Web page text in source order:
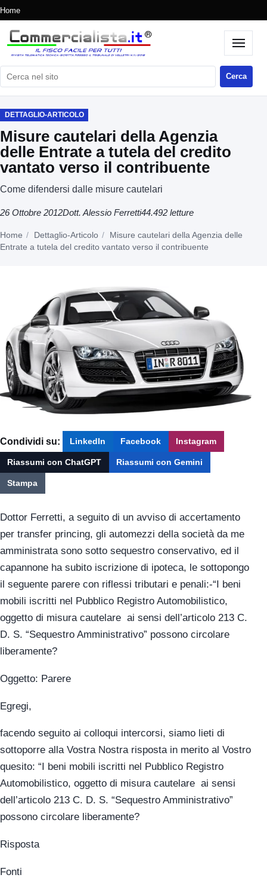
Home
Cerca nel sito Cerca
DETTAGLIO-ARTICOLO
Misure cautelari della Agenzia
delle Entrate a tutela del credito
vantato verso il contribuente
Come difendersi dalle misure cautelari
26 Ottobre 2012Dott. Alessio Ferretti44.492 letture
Home Dettaglio-Articolo
Misure cautelari della Agenzia delle
Entrate a tutela del credito vantato verso il contribuente
Condividi su: LinkedIn Facebook Instagram
Riassumi con ChatGPT Riassumi con Gemini
Stampa
Dottor Ferretti, a seguito di un avviso di accertamento
per transfer princing, gli automezzi della società da me
amministrata sono sotto sequestro conservativo, ed il
capannone ha subito iscrizione di ipoteca, le sottopongo
il seguente parere con riflessi tributari e penali:-“I beni
mobili iscritti nel Pubblico Registro Automobilistico,
oggetto di misura cautelare ai sensi dell’articolo 213 C.
D. S. “Sequestro Amministrativo” possono circolare
liberamente?
Oggetto: Parere
Egregi,
facendo seguito ai colloqui intercorsi, siamo lieti di
sottoporre alla Vostra Nostra risposta in merito al Vostro
quesito: “I beni mobili iscritti nel Pubblico Registro
Automobilistico, oggetto di misura cautelare ai sensi
dell’articolo 213 C. D. S. “Sequestro Amministrativo”
possono circolare liberamente?
Risposta
Fonti